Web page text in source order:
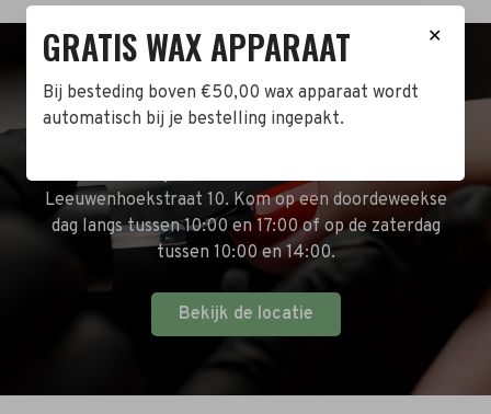
BEZOEK DE WINKEL!
Leeuwenhoekstraat 10. Kom op een doordeweekse
dag langs tussen 10:00 en 17:00 of op de zaterdag
tussen 10:00 en 14:00.
Bekijk de locatie
✕
GRATIS WAX APPARAAT
Bij besteding boven €50,00 wax apparaat wordt
automatisch bij je bestelling ingepakt.